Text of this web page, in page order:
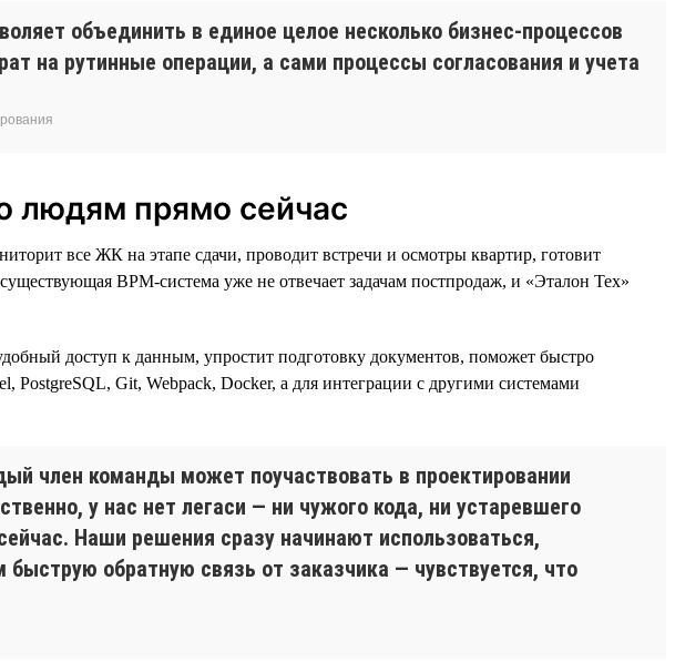
объединить в единое целое несколько бизнес-процессов
на рутинные операции, а сами процессы согласования и учета
людям прямо сейчас
все ЖК на этапе сдачи, проводит встречи и осмотры квартир, готовит
BPM-система уже не отвечает задачам постпродаж, и «Эталон Тех»
доступ к данным, упростит подготовку документов, поможет быстро
PostgreSQL, Git, Webpack, Docker, а для интеграции с другими системами
член команды может поучаствовать в проектировании
у нас нет легаси — ни чужого кода, ни устаревшего
Наши решения сразу начинают использоваться,
обратную связь от заказчика — чувствуется, что